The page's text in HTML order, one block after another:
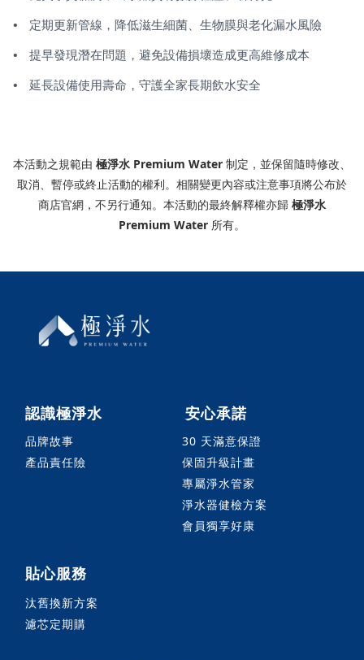
定期更新管線，降低滋生細菌、生物膜與老化漏水風險
提早發現潛在問題，避免設備損壞造成更高維修成本
延長設備使用壽命，守護全家長期飲水安全
本活動之規範由 極淨水 Premium Water 制定，並保留隨時修改、
取消、暫停或終止活動的權利。相關變更內容或注意事項將公布於
商店官網，不另行通知。本活動的最終解釋權亦歸 極淨水
Premium Water 所有。
認識極淨水
品牌故事
產品責任險
安心承諾
30 天滿意保證
保固升級計畫
專屬淨水管家
淨水器健檢方案
會員獨享好康
貼心服務
汰舊換新方案
濾芯定期購